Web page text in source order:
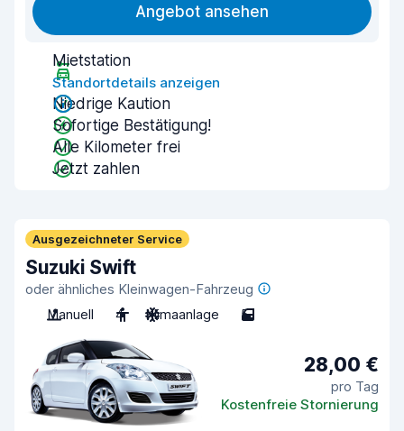
Angebot ansehen
Mietstation
Standortdetails anzeigen
Niedrige Kaution
Sofortige Bestätigung!
Alle Kilometer frei
Jetzt zahlen
Ausgezeichneter Service
Suzuki Swift
oder ähnliches Kleinwagen-Fahrzeug
Manuell
4 Klimaanlage 5
28,00 €
pro Tag
Kostenfreie Stornierung